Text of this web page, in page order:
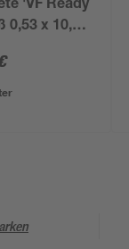
'VF Ready
0,53 x 10,05